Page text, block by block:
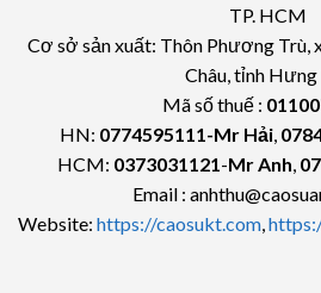
TP. HCM
Cơ sở sản xuất: Thôn Phương Trù,
Châu, tỉnh Hưng
Mã số thuế :
HN: 0774595111-Mr Hải,
HCM: 0373031121-Mr Anh,
Email :
Website: https://caosukt.com,